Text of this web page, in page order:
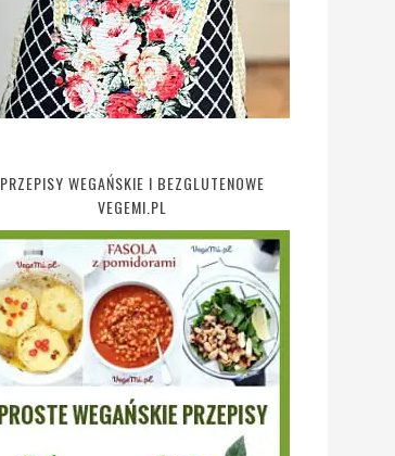
PRZEPISY WEGAŃSKIE I BEZGLUTENOWE
VEGEMI.PL